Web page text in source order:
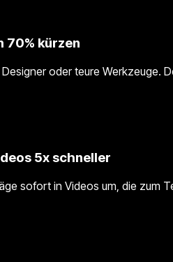
70% kürzen
oder teure
5x schneller
sofort in Videos um, die zum